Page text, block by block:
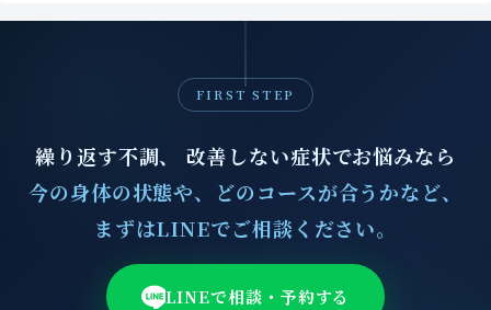
FIRST STEP
繰り返す不調、 改善しない症状でお悩みなら
今の身体の状態や、どのコースが合うかなど、
まずはLINEでご相談ください。
LINEで相談・予約する